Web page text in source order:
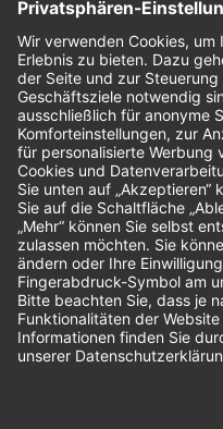
Bewertungen